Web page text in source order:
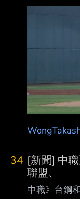
的空間。」
一度以近4
一直維持
但
Ｂ 王
Ｓ 曾
Ｆ 陳
Ｈ 魔
王柏融
庭 １
Ｃ 高
Ｂ 岳
34 [新聞] 中
聯盟、
中職》台鋼